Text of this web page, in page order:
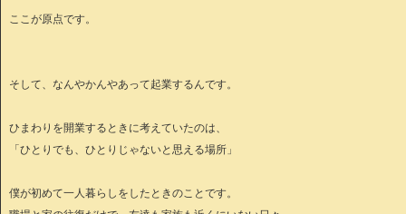
ここが原点です。
そして、なんやかんやあって起業するんです。
ひまわりを開業するときに考えていたのは、
「ひとりでも、ひとりじゃないと思える場所」
僕が初めて一人暮らしをしたときのことです。